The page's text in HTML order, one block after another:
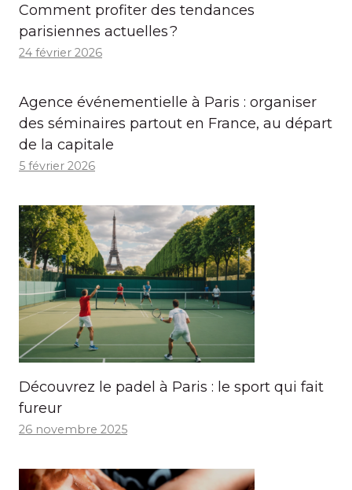
Comment profiter des tendances
parisiennes actuelles ?
24 février 2026
Agence événementielle à Paris : organiser
des séminaires partout en France, au départ
de la capitale
5 février 2026
Découvrez le padel à Paris : le sport qui fait
fureur
26 novembre 2025